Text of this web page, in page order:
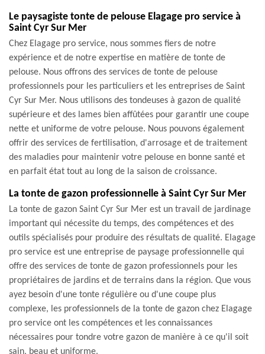
Le paysagiste tonte de pelouse Elagage pro service à
Saint Cyr Sur Mer
Chez Elagage pro service, nous sommes fiers de notre
expérience et de notre expertise en matière de tonte de
pelouse. Nous offrons des services de tonte de pelouse
professionnels pour les particuliers et les entreprises de Saint
Cyr Sur Mer. Nous utilisons des tondeuses à gazon de qualité
supérieure et des lames bien affûtées pour garantir une coupe
nette et uniforme de votre pelouse. Nous pouvons également
offrir des services de fertilisation, d'arrosage et de traitement
des maladies pour maintenir votre pelouse en bonne santé et
en parfait état tout au long de la saison de croissance.
La tonte de gazon professionnelle à Saint Cyr Sur Mer
La tonte de gazon Saint Cyr Sur Mer est un travail de jardinage
important qui nécessite du temps, des compétences et des
outils spécialisés pour produire des résultats de qualité. Elagage
pro service est une entreprise de paysage professionnelle qui
offre des services de tonte de gazon professionnels pour les
propriétaires de jardins et de terrains dans la région. Que vous
ayez besoin d'une tonte régulière ou d'une coupe plus
complexe, les professionnels de la tonte de gazon chez Elagage
pro service ont les compétences et les connaissances
nécessaires pour tondre votre gazon de manière à ce qu'il soit
sain, beau et uniforme.